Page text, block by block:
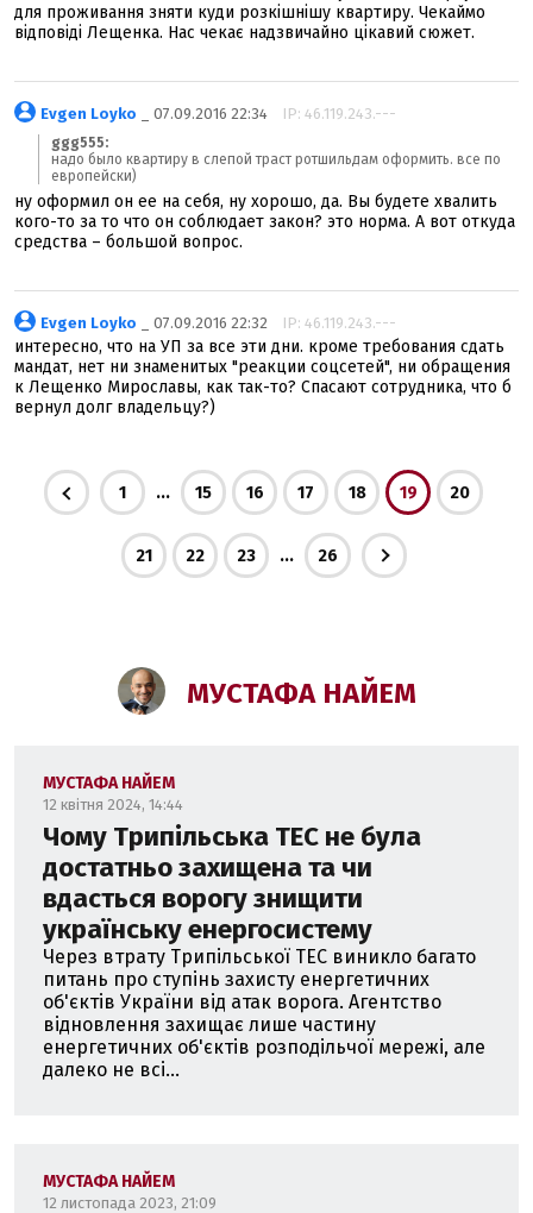
для проживання зняти куди розкішнішу квартиру. Чекаймо
відповіді Лещенка. Нас чекає надзвичайно цікавий сюжет.
Evgen Loyko _ 07.09.2016 22:34 IP: 46.119.243.---
ggg555:
надо было квартиру в слепой траст ротшильдам оформить. все по
европейски)
ну оформил он ее на себя, ну хорошо, да. Вы будете хвалить
кого-то за то что он соблюдает закон? это норма. А вот откуда
средства – большой вопрос.
Evgen Loyko _ 07.09.2016 22:32 IP: 46.119.243.---
интересно, что на УП за все эти дни. кроме требования сдать
мандат, нет ни знаменитых "реакции соцсетей", ни обращения
к Лещенко Мирославы, как так-то? Спасают сотрудника, что б
вернул долг владельцу?)
1 ... 15 16 17 18 19 20
21 22 23 ... 26
МУСТАФА НАЙЕМ
МУСТАФА НАЙЕМ
12 квітня 2024, 14:44
Чому Трипільська ТЕС не була
достатньо захищена та чи
вдасться ворогу знищити
українську енергосистему
Через втрату Трипільської ТЕС виникло багато
питань про ступінь захисту енергетичних
об'єктів України від атак ворога. Агентство
відновлення захищає лише частину
енергетичних об'єктів розподільчої мережі, але
далеко не всі...
МУСТАФА НАЙЕМ
12 листопада 2023, 21:09